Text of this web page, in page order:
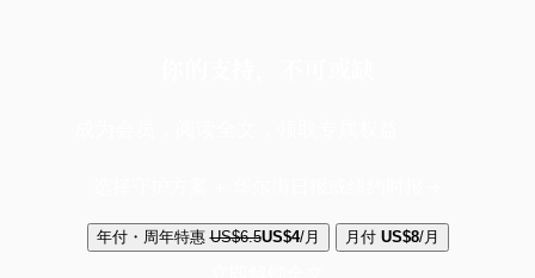
年付・周年特惠 US$6.5US$4/月 月付 US$8/月